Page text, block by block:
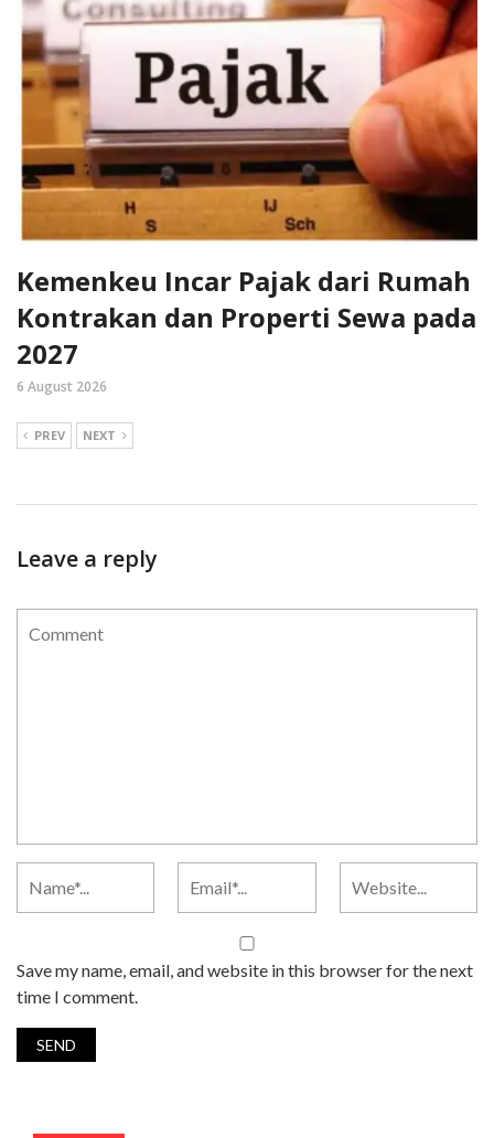
Kemenkeu Incar Pajak dari Rumah
Kontrakan dan Properti Sewa pada
2027
6 August 2026
PREV NEXT
Leave a reply
Save my name, email, and website in this browser for the next
time I comment.